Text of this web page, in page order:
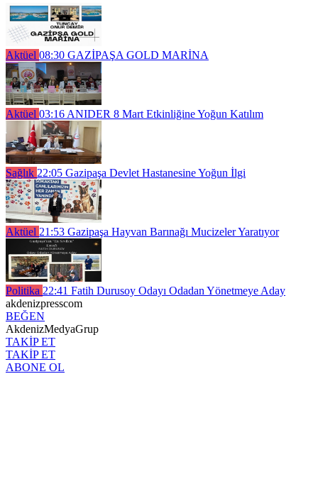
Aktüel 08:30 GAZİPAŞA GOLD MARİNA
Aktüel 03:16 ANIDER 8 Mart Etkinliğine Yoğun Katılım
Sağlık 22:05 Gazipaşa Devlet Hastanesine Yoğun İlgi
Aktüel 21:53 Gazipaşa Hayvan Barınağı Mucizeler Yaratıyor
Politika 22:41 Fatih Durusoy Odayı Odadan Yönetmeye Aday
akdenizpresscom
BEĞEN
AkdenizMedyaGrup
TAKİP ET
TAKİP ET
ABONE OL